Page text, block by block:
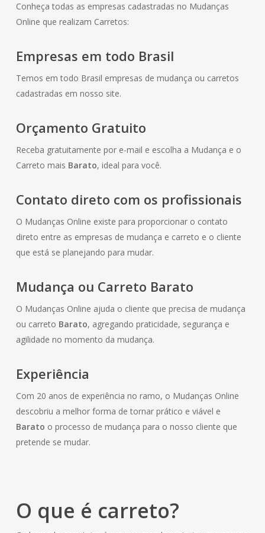
Conheça todas as empresas cadastradas no Mudanças
Online que realizam Carretos:
Empresas em todo Brasil
Temos em todo Brasil empresas de mudança ou carretos
cadastradas em nosso site.
Orçamento Gratuito
Receba gratuitamente por e-mail e escolha a Mudança e o
Carreto mais Barato, ideal para você.
Contato direto com os profissionais
O Mudanças Online existe para proporcionar o contato
direto entre as empresas de mudança e carreto e o cliente
que está se planejando para mudar.
Mudança ou Carreto Barato
O Mudanças Online ajuda o cliente que precisa de mudança
ou carreto Barato, agregando praticidade, segurança e
agilidade no momento da mudança.
Experiência
Com 20 anos de experiência no ramo, o Mudanças Online
descobriu a melhor forma de tornar prático e viável e
Barato o processo de mudança para o nosso cliente que
pretende se mudar.
O que é carreto?